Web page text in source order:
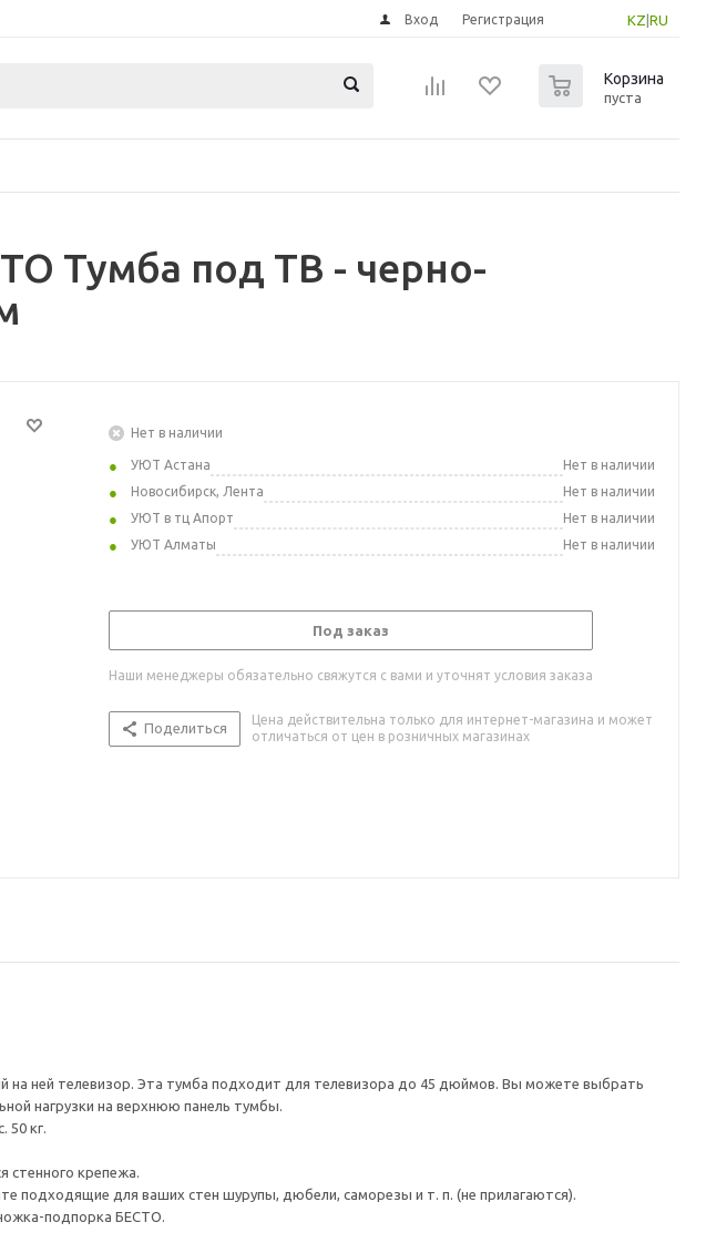
KZ RU
Вход Регистрация
Корзина
пуста
Тумба под ТВ - черно-
Нет в наличии
УЮТ Астана
Нет в наличии
Новосибирск, Лента
Нет в наличии
УЮТ в тц Апорт
Нет в наличии
УЮТ Алматы
Нет в наличии
Под заказ
Наши менеджеры обязательно свяжутся с вами и уточнят условия заказа
Поделиться
Цена действительна только для интернет-магазина и может
отличаться от цен в розничных магазинах
ней телевизор. Эта тумба подходит для телевизора до 45 дюймов. Вы можете выбрать
нагрузки на верхнюю панель тумбы.
50 кг.
стенного крепежа.
подходящие для ваших стен шурупы, дюбели, саморезы и т. п. (не прилагаются).
подпорка БЕСТО.